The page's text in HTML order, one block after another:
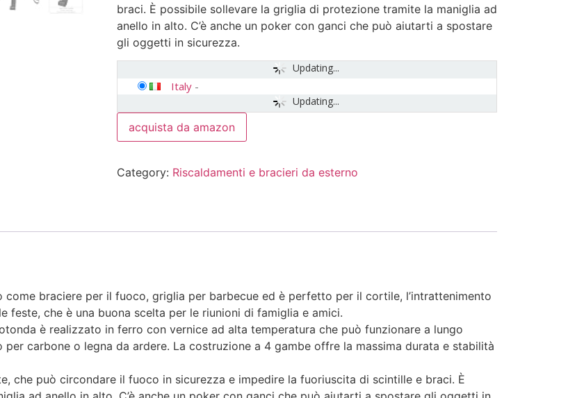
braci. È possibile sollevare la griglia di protezione tramite la maniglia ad
anello in alto. C’è anche un poker con ganci che può aiutarti a spostare
gli oggetti in sicurezza.
Updating...
Updating...
Italy-
acquista da amazon
Category: Riscaldamenti e bracieri da esterno
come braciere per il fuoco, griglia per barbecue ed è perfetto per il cortile, l’intrattenimento
feste, che è una buona scelta per le riunioni di famiglia e amici.
è realizzato in ferro con vernice ad alta temperatura che può funzionare a lungo
per carbone o legna da ardere. La costruzione a 4 gambe offre la massima durata e stabilità
che può circondare il fuoco in sicurezza e impedire la fuoriuscita di scintille e braci. È